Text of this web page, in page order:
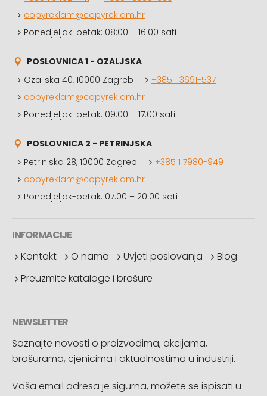
copyreklam@copyreklam.hr
Ponedjeljak-petak: 08:00 – 16:00 sati
POSLOVNICA 1 - OZALJSKA
Ozaljska 40, 10000 Zagreb
+385 1 3691-537
copyreklam@copyreklam.hr
Ponedjeljak-petak: 09:00 – 17:00 sati
POSLOVNICA 2 - PETRINJSKA
Petrinjska 28, 10000 Zagreb
+385 1 7980-949
copyreklam@copyreklam.hr
Ponedjeljak-petak: 07:00 – 20:00 sati
INFORMACIJE
Kontakt
O nama Uvjeti poslovanja
Blog
Preuzmite kataloge i brošure
NEWSLETTER
Saznajte novosti o proizvodima, akcijama,
brošurama, cjenicima i aktualnostima u industriji.
Vaša email adresa je sigurna, možete se ispisati u